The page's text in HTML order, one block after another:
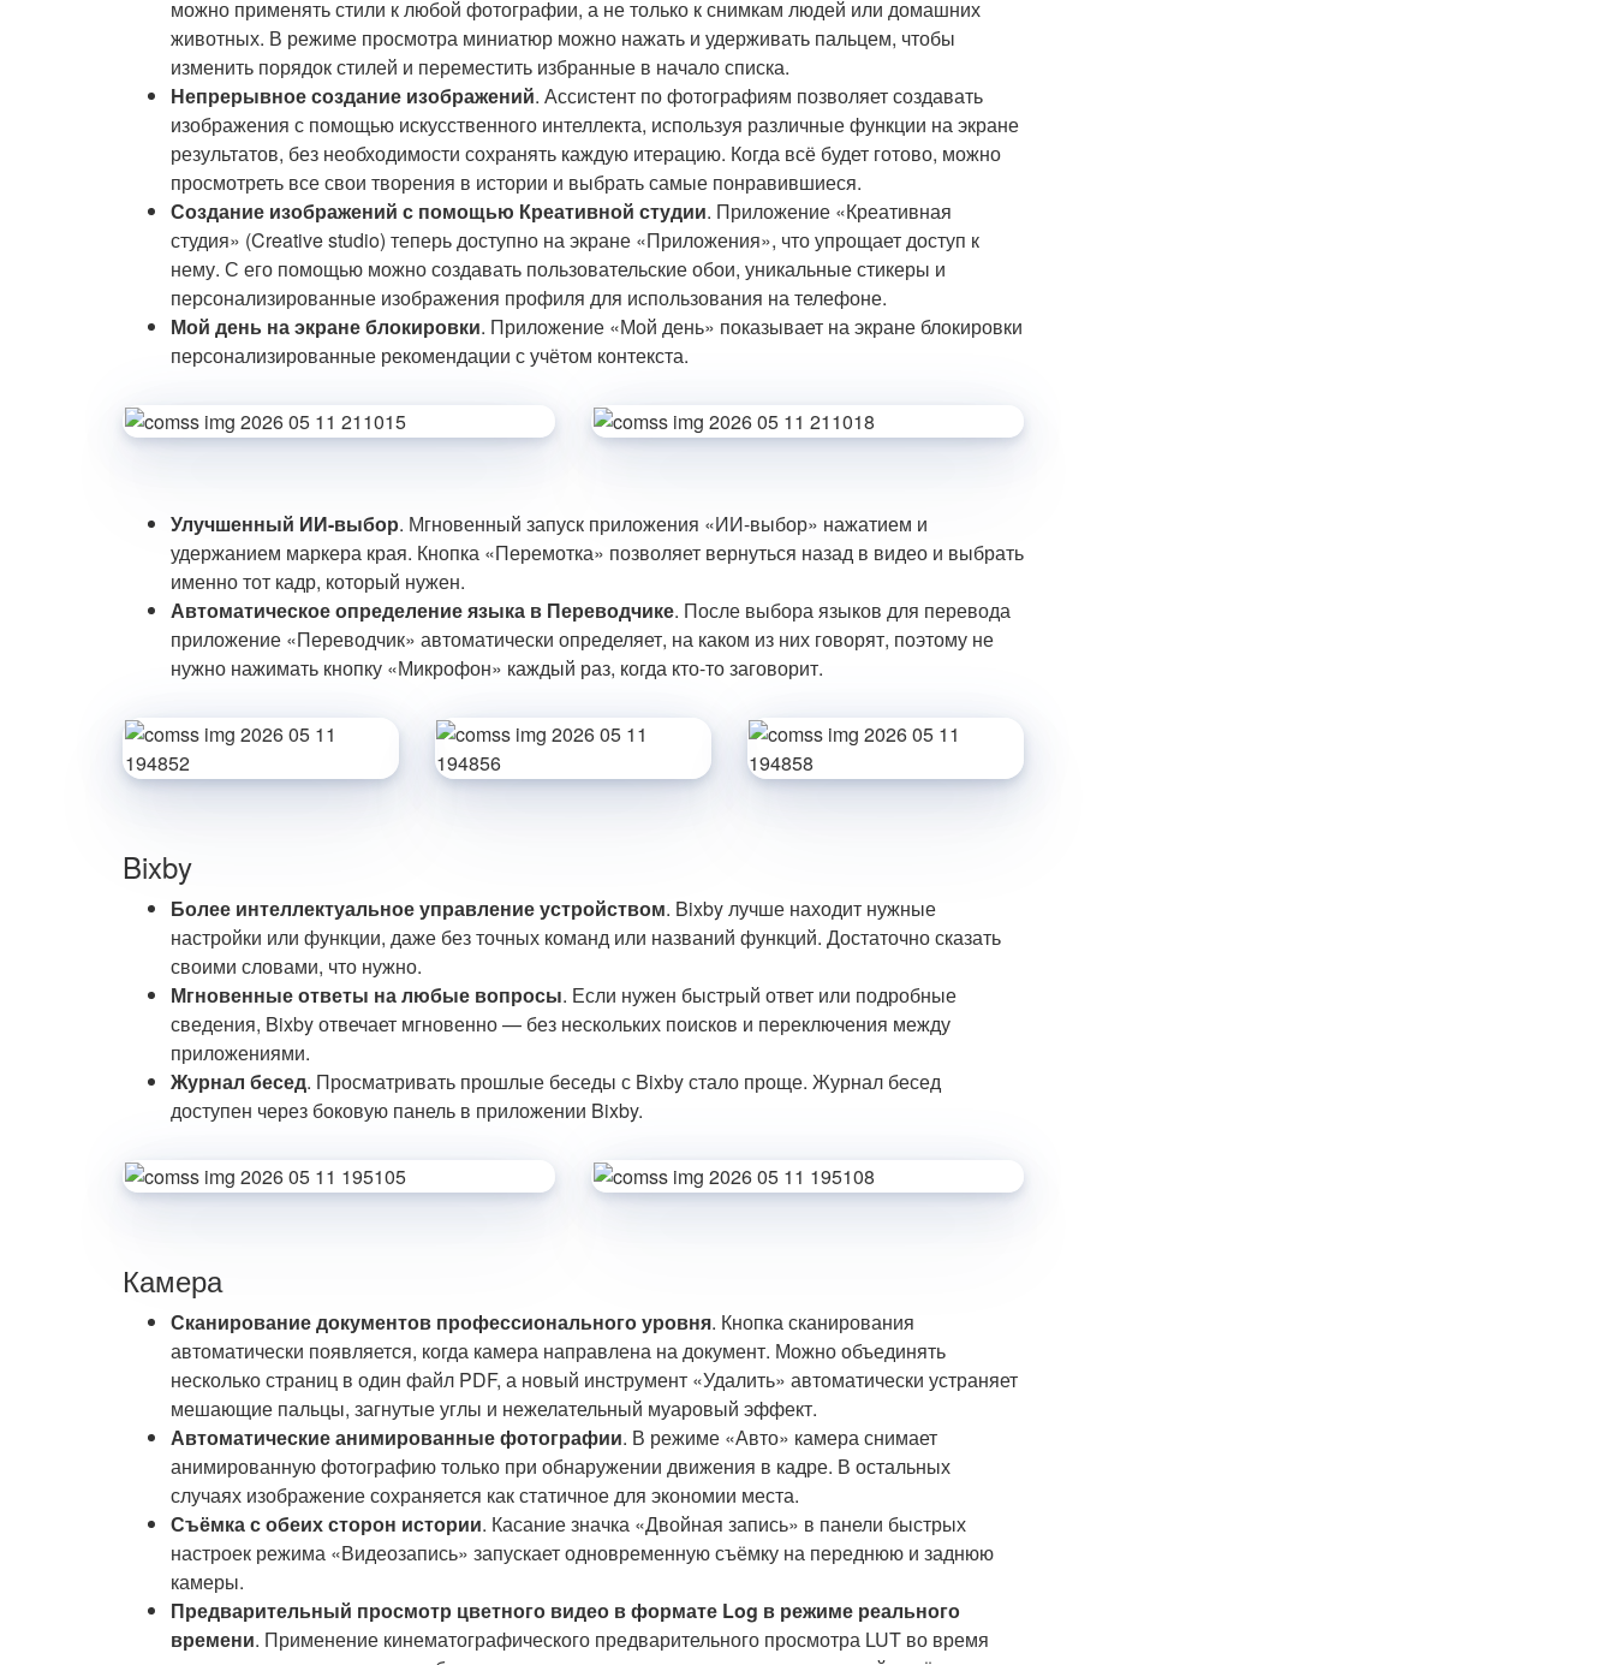
можно применять стили к любой фотографии, а не только к снимкам людей или домашних
животных. В режиме просмотра миниатюр можно нажать и удерживать пальцем, чтобы
изменить порядок стилей и переместить избранные в начало списка.
Непрерывное создание изображений. Ассистент по фотографиям позволяет создавать
изображения с помощью искусственного интеллекта, используя различные функции на экране
результатов, без необходимости сохранять каждую итерацию. Когда всё будет готово, можно
просмотреть все свои творения в истории и выбрать самые понравившиеся.
Создание изображений с помощью Креативной студии. Приложение «Креативная
студия» (Creative studio) теперь доступно на экране «Приложения», что упрощает доступ к
нему. С его помощью можно создавать пользовательские обои, уникальные стикеры и
персонализированные изображения профиля для использования на телефоне.
Мой день на экране блокировки. Приложение «Мой день» показывает на экране блокировки
персонализированные рекомендации с учётом контекста.
Улучшенный ИИ-выбор. Мгновенный запуск приложения «ИИ-выбор» нажатием и
удержанием маркера края. Кнопка «Перемотка» позволяет вернуться назад в видео и выбрать
именно тот кадр, который нужен.
Автоматическое определение языка в Переводчике. После выбора языков для перевода
приложение «Переводчик» автоматически определяет, на каком из них говорят, поэтому не
нужно нажимать кнопку «Микрофон» каждый раз, когда кто-то заговорит.
Bixby
Более интеллектуальное управление устройством. Bixby лучше находит нужные
настройки или функции, даже без точных команд или названий функций. Достаточно сказать
своими словами, что нужно.
Мгновенные ответы на любые вопросы. Если нужен быстрый ответ или подробные
сведения, Bixby отвечает мгновенно — без нескольких поисков и переключения между
приложениями.
Журнал бесед. Просматривать прошлые беседы с Bixby стало проще. Журнал бесед
доступен через боковую панель в приложении Bixby.
Камера
Сканирование документов профессионального уровня. Кнопка сканирования
автоматически появляется, когда камера направлена на документ. Можно объединять
несколько страниц в один файл PDF, а новый инструмент «Удалить» автоматически устраняет
мешающие пальцы, загнутые углы и нежелательный муаровый эффект.
Автоматические анимированные фотографии. В режиме «Авто» камера снимает
анимированную фотографию только при обнаружении движения в кадре. В остальных
случаях изображение сохраняется как статичное для экономии места.
Съёмка с обеих сторон истории. Касание значка «Двойная запись» в панели быстрых
настроек режима «Видеозапись» запускает одновременную съёмку на переднюю и заднюю
камеры.
Предварительный просмотр цветного видео в формате Log в режиме реального
времени. Применение кинематографического предварительного просмотра LUT во время